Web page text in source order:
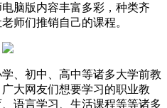
脑版内容丰富多彩，种类齐
师们推销自己的课程。
、初中、高中等诸多大学前教
大网友们想要学习的职业教
语言学习、生活课程等等诸多